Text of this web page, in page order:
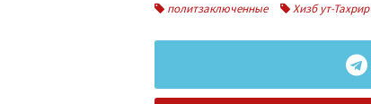
политзаключенные Хизб ут-Тахрир